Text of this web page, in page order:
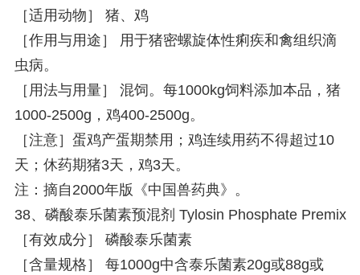
［适用动物］ 猪、鸡
［作用与用途］ 用于猪密螺旋体性痢疾和禽组织滴
虫病。
［用法与用量］ 混饲。每1000kg饲料添加本品，猪
1000-2500g，鸡400-2500g。
［注意］蛋鸡产蛋期禁用；鸡连续用药不得超过10
天；休药期猪3天，鸡3天。
注：摘自2000年版《中国兽药典》。
38、磷酸泰乐菌素预混剂 Tylosin Phosphate Premix
［有效成分］ 磷酸泰乐菌素
［含量规格］ 每1000g中含泰乐菌素20g或88g或